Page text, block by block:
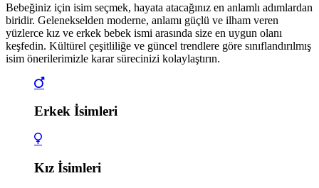
Bebeğiniz için isim seçmek, hayata atacağınız en anlamlı adımlardan
biridir. Gelenekselden moderne, anlamı güçlü ve ilham veren
yüzlerce kız ve erkek bebek ismi arasında size en uygun olanı
keşfedin. Kültürel çeşitliliğe ve güncel trendlere göre sınıflandırılmış
isim önerilerimizle karar sürecinizi kolaylaştırın.
Erkek İsimleri
Kız İsimleri